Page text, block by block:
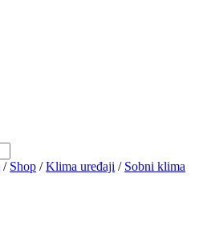
/ Shop /Klima uređaji / Sobni klima